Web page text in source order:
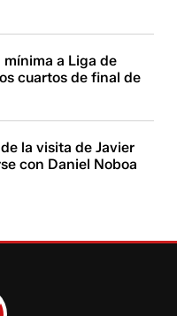
a Liga de
cuartos de final de
la visita de Javier
con Daniel Noboa